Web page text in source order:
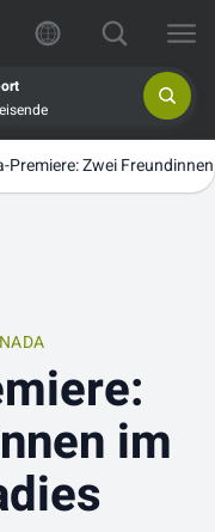
Premiere: Zwei
im